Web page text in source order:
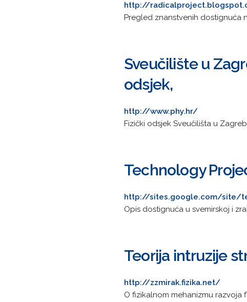
http://
Pregled znanstvenih dostignuća
Sveučilište u
odsjek,
http://www.phy.hr/
Fizički odsjek Sveučilišta u
Technology
http://sites.google.com/site/
Opis dostignuća u svemirskoj i
Teorija intruzije
http://zzmirak.fizika.net/
O fizikalnom mehanizmu razvoja